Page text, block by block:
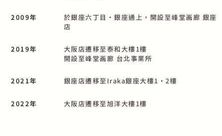
2009年
於銀座六丁目・銀座通上，開設至峰堂画廊 銀座
店
2019年
大阪店遷移至泰和大樓1樓
開設至峰堂画廊 台北事業所
2021年 銀座店遷移至Iraka銀座大樓1・2樓
2022年 大阪店遷移至旭洋大樓1樓